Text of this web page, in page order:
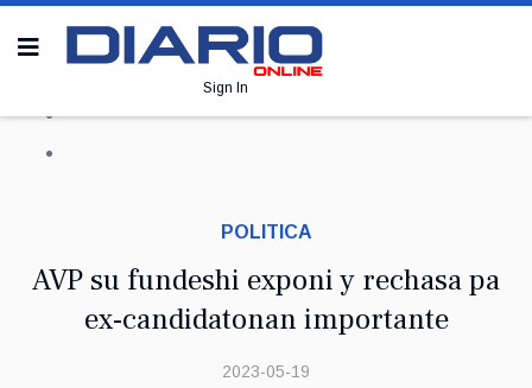
Sign In
POLITICA
AVP su fundeshi exponi y rechasa pa
ex-candidatonan importante
2023-05-19